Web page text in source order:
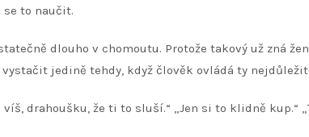
se to naučit.
dlouho v chomoutu. Protože takový už zná
jedině tehdy, když člověk ovládá ty
víš, drahoušku, že ti to sluší.“ „Jen si to klidně kup.“